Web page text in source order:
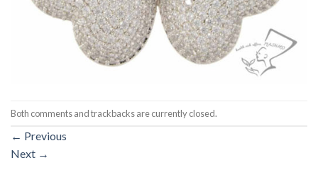
Both comments and trackbacks are currently closed.
← Previous
Next →